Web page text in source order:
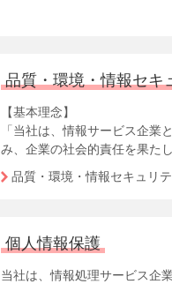
品質・環境・情報セキ
【基本理念】
「当社は、情報サービス企
み、企業の社会的責任を果たし
品質・環境・情報セキュリ
個人情報保護
当社は、情報処理サービス企